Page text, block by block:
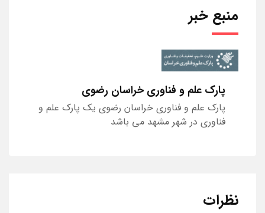
منبع خبر
پارک علم و فناوری خراسان رضوی
پارک علم و فناوری خراسان رضوی یک پارک علم و
فناوری در شهر مشهد می باشد
نظرات